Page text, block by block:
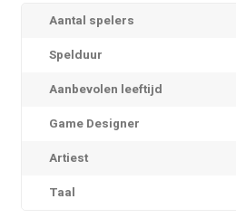
Aantal spelers
Spelduur
Aanbevolen leeftijd
Game Designer
Artiest
Taal